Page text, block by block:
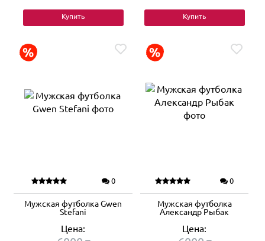
Купить Купить
0
Мужская футболка Gwen
Stefani
Цена:
0
Мужская футболка
Александр Рыбак
Цена: